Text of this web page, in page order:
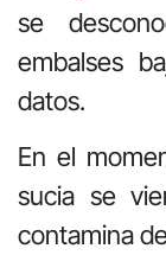
se
embalses
datos.
En el
sucia se
contamina